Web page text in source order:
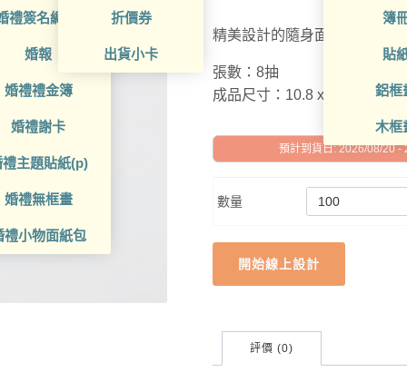
禮簽名綢(p)
婚報
婚禮禮金簿
婚禮謝卡
禮主題貼紙(p)
婚禮無框畫
禮小物面紙包
折價券
出貨小卡
簿
貼
鋁框
木框
精美設計的隨身面紙包，可自
張數：8抽
成品尺寸：10.8 x 6.5 cm
預計到貨日: 2026/08/20 -
數量
開始線上設計
評價 (0)